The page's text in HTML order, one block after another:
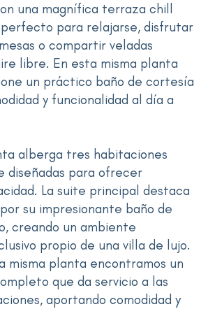
una magnífica terraza chill
para relajarse, disfrutar
o compartir veladas
libre. En esta misma planta
un práctico baño de cortesía
y funcionalidad al día a
alberga tres habitaciones
diseñadas para ofrecer
La suite principal destaca
su impresionante baño de
creando un ambiente
propio de una villa de lujo.
misma planta encontramos un
que da servicio a las
aportando comodidad y